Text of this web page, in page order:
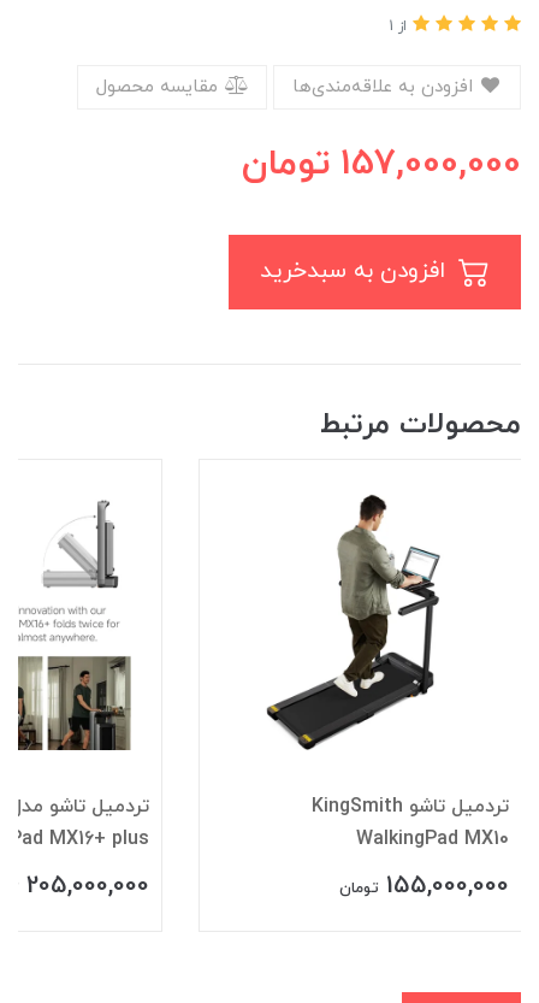
از 1
مقایسه محصول
157,000,000 تومان
محصولات مرتبط
تردمیل تاشو KingSmith
WalkingPad MX10
155,000,000 تومان
MX16+ plus
205,000,000